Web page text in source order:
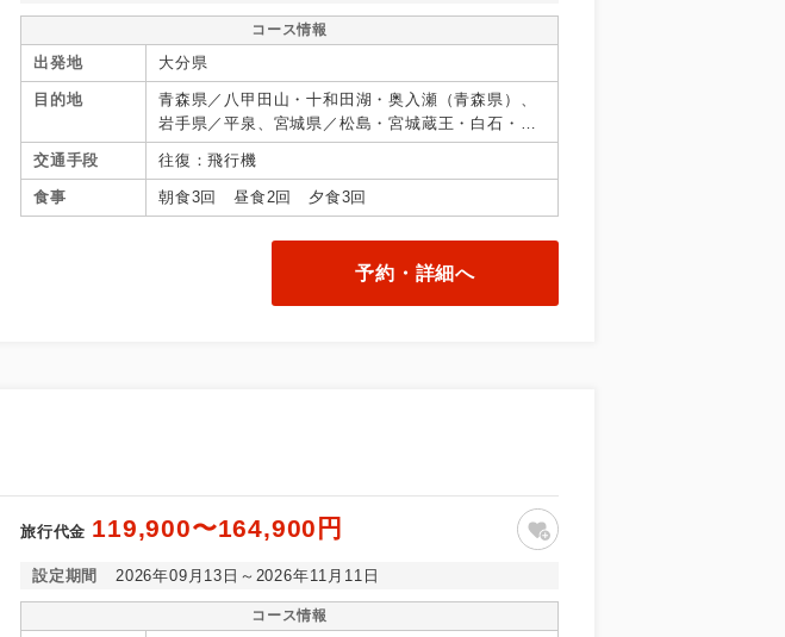
コース情報
出発地 大分県
目的地
青森県／八甲田山・十和田湖・奥入瀬（青森県）、
岩手県／平泉、宮城県／松島・宮城蔵王・白石・笹
谷、秋田県／十和田湖秋田県、山形県／上山、福島
県／猪苗代
交通手段 往復：飛行機
食事 朝食3回 昼食2回 夕食3回
予約・詳細へ
旅行代金 119,900〜164,900円
設定期間 2026年09月13日～2026年11月11日
コース情報
ースです。